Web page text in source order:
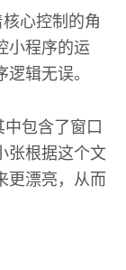
心控制的角
小程序的运
辑无误。
包含了窗口
张根据这个文
更漂亮，从而